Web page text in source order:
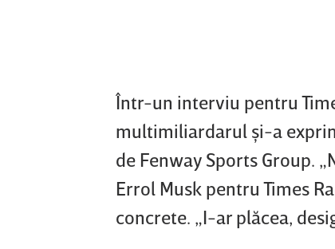
Într-un interviu pentru
multimiliardarul şi-a
de Fenway Sports Group.
Errol Musk pentru Times
concrete. „I-ar plăcea,